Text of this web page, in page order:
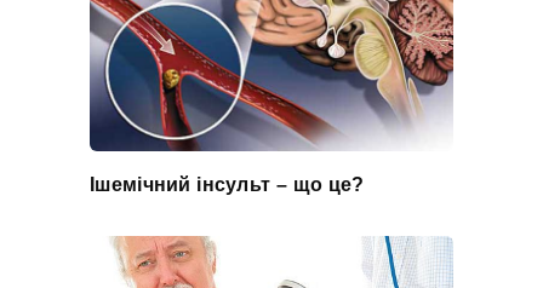
Ішемічний інсульт – що це?